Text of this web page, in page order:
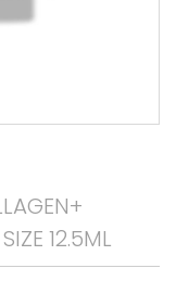
12.5ML